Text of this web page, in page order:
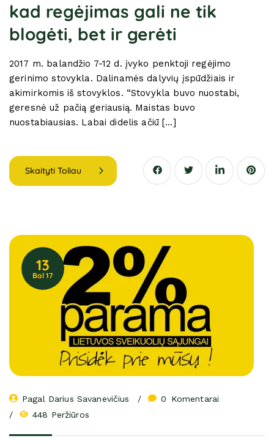
kad regėjimas gali ne tik
blogėti, bet ir gerėti
2017 m. balandžio 7-12 d. įvyko penktoji regėjimo
gerinimo stovykla. Dalinamės dalyvių įspūdžiais ir
akimirkomis iš stovyklos. “Stovykla buvo nuostabi,
geresnė už pačią geriausią. Maistas buvo
nuostabiausias. Labai didelis ačiū […]
Skaityti Toliau
13
Bal 17
Pagal Darius Savanevičius 0
Komentarai
448 Peržiūros